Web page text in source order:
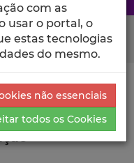
Detalhada da
com as
usar o portal, o
estas tecnologias
do mesmo.
não essenciais
todos os Cookies